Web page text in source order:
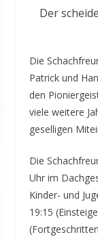
Der
Die
Patrick und
den
viele weitere
geselligen
Die
Uhr im
Kinder- und
19:15